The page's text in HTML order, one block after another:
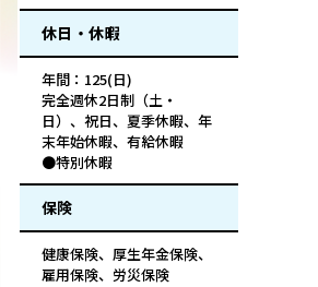
休日・休暇
年間：125(日)
完全週休2日制（土・
日）、祝日、夏季休暇、年
末年始休暇、有給休暇
●特別休暇
保険
健康保険、厚生年金保険、
雇用保険、労災保険